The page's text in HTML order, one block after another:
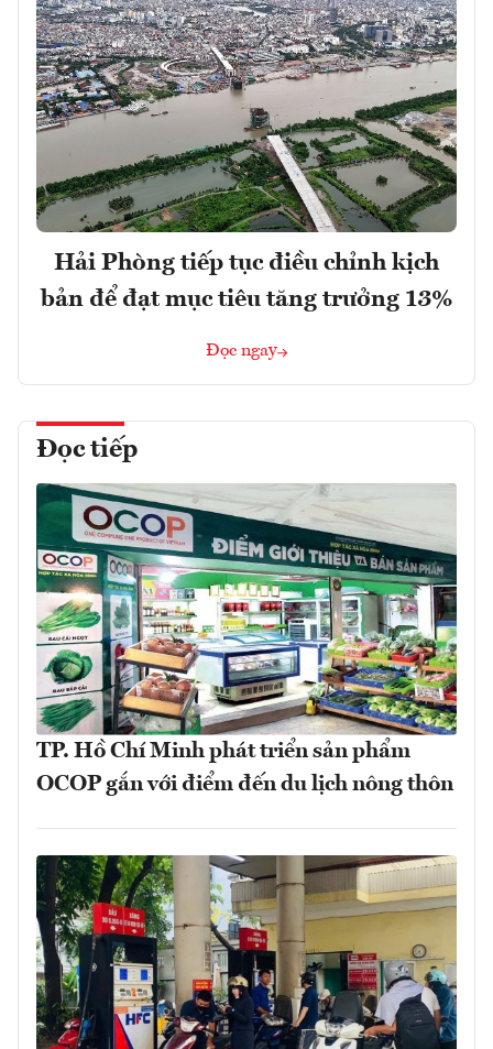
Hải Phòng tiếp tục điều chỉnh kịch
bản để đạt mục tiêu tăng trưởng 13%
Đọc ngay
Đọc tiếp
TP. Hồ Chí Minh phát triển sản phẩm
OCOP gắn với điểm đến du lịch nông thôn